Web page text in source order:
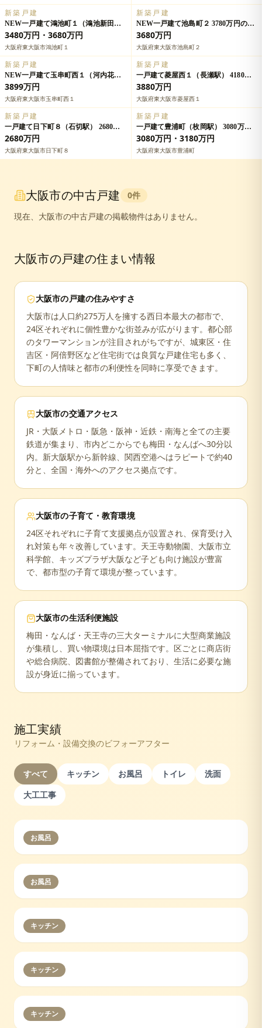
新築戸建
NEW一戸建て鴻池町１（鴻池新田
駅） 3680万円の詳細情報
3480万円・3680万円
大阪府東大阪市鴻池町１
新築戸建
NEW一戸建て池島町２ 3780万円の詳
細情報
3680万円
大阪府東大阪市池島町２
新築戸建
NEW一戸建て玉串町西１（河内花園
駅） 4148万円・4198万円の詳細情報
3899万円
大阪府東大阪市玉串町西１
新築戸建
一戸建て菱屋西１（長瀬駅） 4180万
円・4480万円の詳細情報
3880万円
大阪府東大阪市菱屋西１
新築戸建
一戸建て日下町８（石切駅） 2680万
円の詳細情報
2680万円
大阪府東大阪市日下町８
新築戸建
一戸建て豊浦町（枚岡駅） 3080万
円・3380万円の詳細情報
3080万円・3180万円
大阪府東大阪市豊浦町
大阪市の中古戸建 0件
現在、 大阪市の中古戸建の掲載物件はありません。
大阪市の戸建の住まい情報
大阪市の戸建の住みやすさ
大阪市は人口約275万人を擁する西日本最大の都市で、
24区それぞれに個性豊かな街並みが広がります。都心部
のタワーマンションが注目されがちですが、城東区・住
吉区・阿倍野区など住宅街では良質な戸建住宅も多く、
下町の人情味と都市の利便性を同時に享受できます。
大阪市の交通アクセス
JR・大阪メトロ・阪急・阪神・近鉄・南海と全ての主要
鉄道が集まり、市内どこからでも梅田・なんばへ30分以
内。新大阪駅から新幹線、関西空港へはラピートで約40
分と、全国・海外へのアクセス拠点です。
大阪市の子育て・教育環境
24区それぞれに子育て支援拠点が設置され、保育受け入
れ対策も年々改善しています。天王寺動物園、大阪市立
科学館、キッズプラザ大阪など子ども向け施設が豊富
で、都市型の子育て環境が整っています。
大阪市の生活利便施設
梅田・なんば・天王寺の三大ターミナルに大型商業施設
が集積し、買い物環境は日本屈指です。区ごとに商店街
や総合病院、図書館が整備されており、生活に必要な施
設が身近に揃っています。
施工実績
リフォーム・設備交換のビフォーアフター
すべて キッチン お風呂 トイレ
洗面
大工工事
お風呂
お風呂
キッチン
キッチン
キッチン